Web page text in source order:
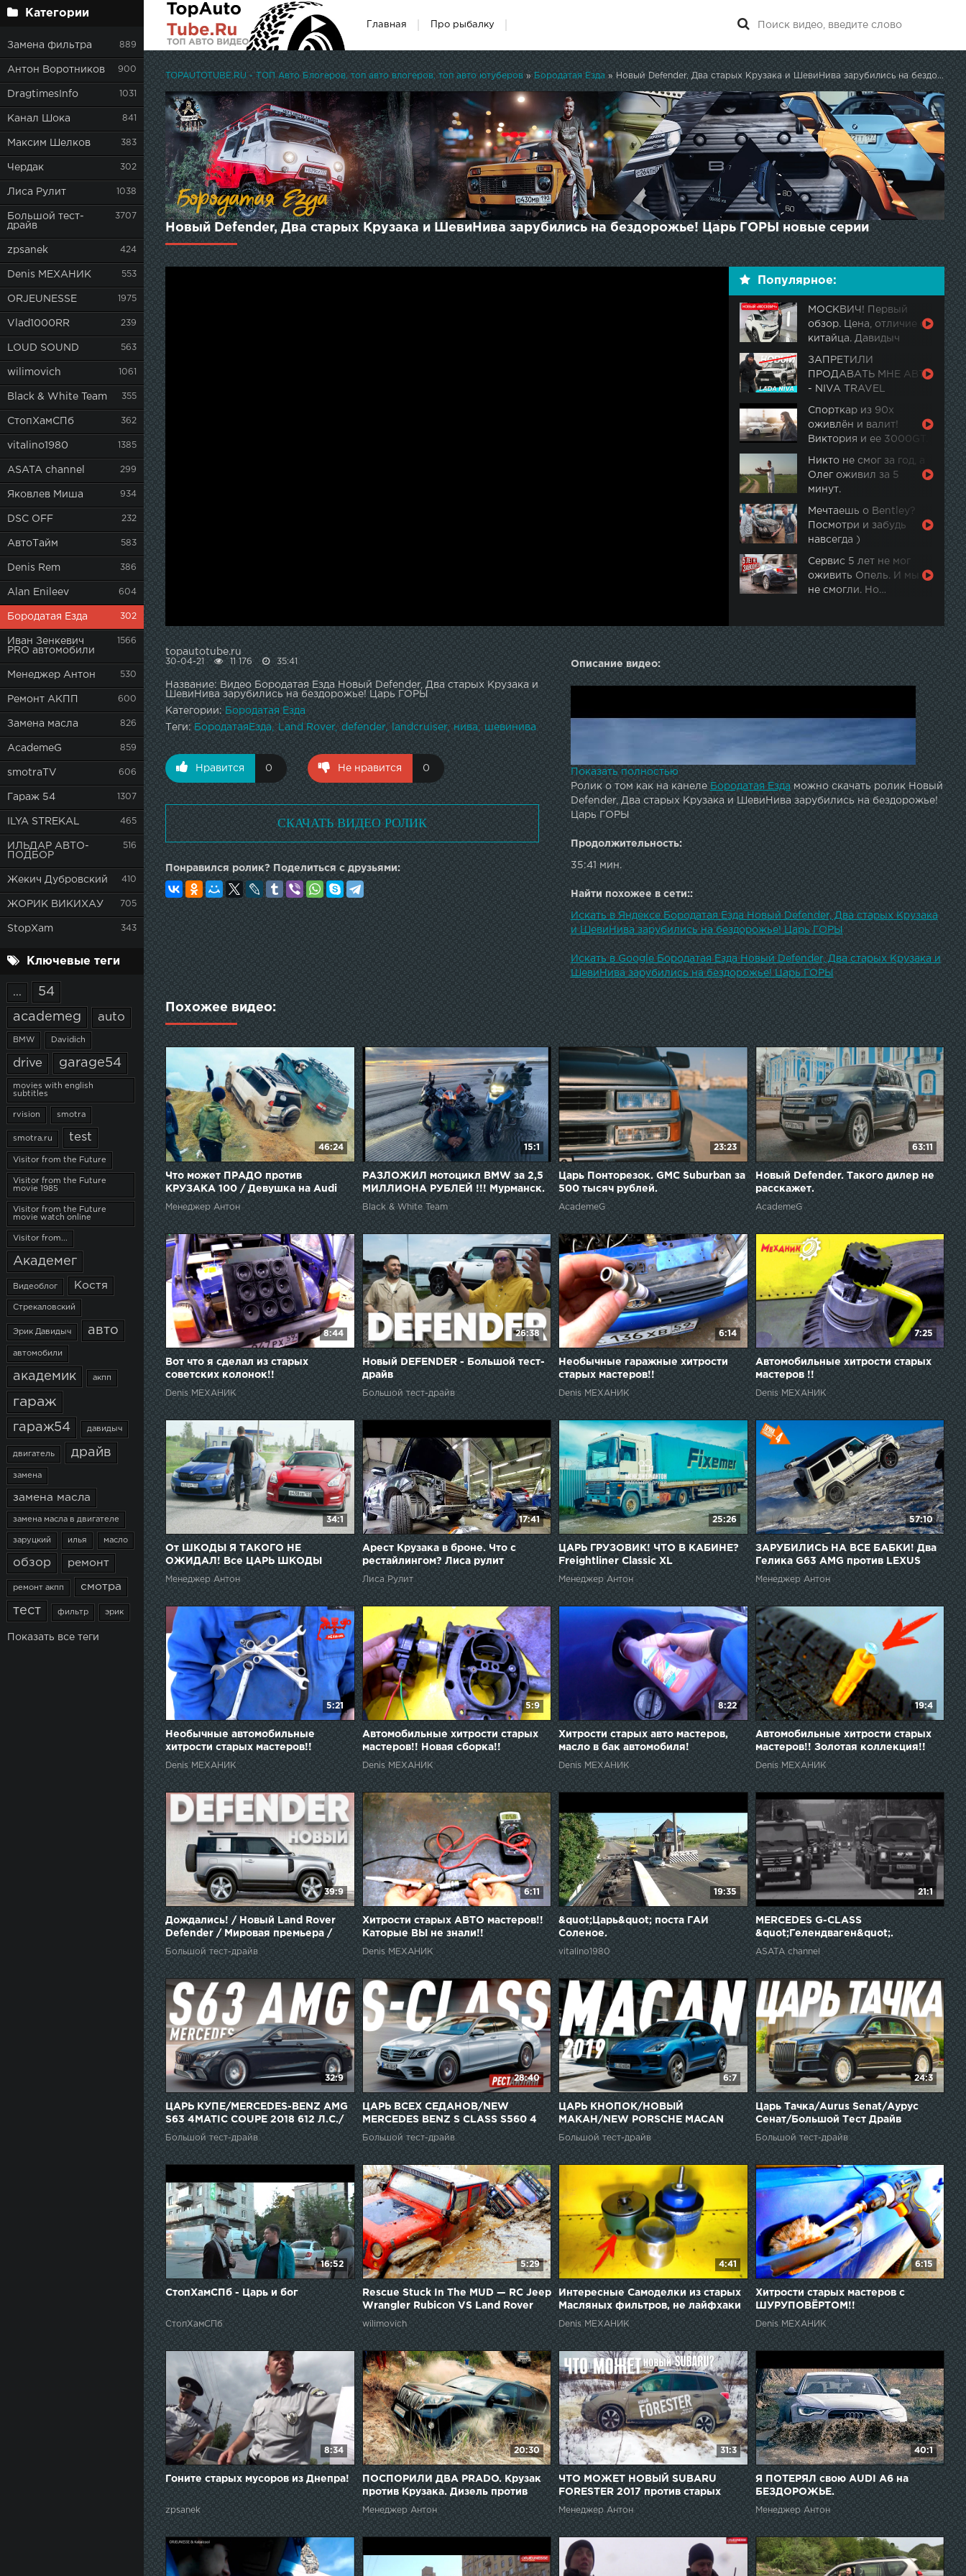
Категории
Замена фильтра 889
Антон Воротников 900
DragtimesInfo 1031
Канал Шока 841
Максим Шелков 383
Чердак 302
Лиса Рулит 1038
Большой тест-
драйв
3707
zpsanek 424
Denis МЕХАНИК 553
ORJEUNESSE 1975
Vlad1000RR 239
LOUD SOUND 563
wilimovich 1061
Black & White Team 355
СтопХамСПб 362
vitalino1980 1385
ASATA channel 299
Яковлев Миша 934
DSC OFF 232
АвтоТайм 583
Denis Rem 386
Alan Enileev 604
Бородатая Езда 302
Иван Зенкевич
PRO автомобили
1566
Менеджер Антон 530
Ремонт АКПП 600
Замена масла 826
AcademeG 859
smotraTV 606
Гараж 54 1307
ILYA STREKAL 465
ИЛЬДАР АВТО-
ПОДБОР
516
Жекич Дубровский 410
ЖОРИК ВИКИХАУ 705
StopXam 343
Ключевые теги
... 54
academeg auto
BMW Davidich
drive garage54
movies with english
subtitles
rvision smotra
smotra.ru test
Visitor from the Future
Visitor from the Future
movie 1985
Visitor from the Future
movie watch online
Visitor from...
Академег
Видеоблог Костя
Стрекаловский
Эрик Давидыч авто
автомобили
академик акпп
гараж
гараж54 давидыч
двигатель драйв
замена
замена масла
замена масла в двигателе
заруцкий илья масло
обзор ремонт
ремонт акпп смотра
тест фильтр эрик
Показать все теги
Главная Про рыбалку
TOPAUTOTUBE.RU - ТОП Авто Блогеров, топ авто влогеров, топ авто ютуберов» Бородатая Езда » Новый Defender, Два старых Крузака и ШевиНива зарубились на бездорожье! Царь ГОРЫ
Новый Defender, Два старых Крузака и ШевиНива зарубились на бездорожье! Царь ГОРЫ новые серии
Популярное:
МОСКВИЧ! Первый
обзор. Цена, отличие от
китайца. Давидыч
ЗАПРЕТИЛИ
ПРОДАВАТЬ МНЕ АВТО
- NIVA TRAVEL
Спорткар из 90х
оживлён и валит!
Виктория и ее 3000GT.
Никто не смог за год, а
Олег оживил за 5
минут.
Мечтаешь о Bentley?
Посмотри и забудь
навсегда )
Сервис 5 лет не мог
оживить Опель. И мы
не смогли. Но…
topautotube.ru
Описание видео:
Показать полностью
Ролик о том как на канелеБородатая Езда можно скачать ролик Новый
Defender, Два старых Крузака и ШевиНива зарубились на бездорожье!
Царь ГОРЫ
Продолжительность:
35:41 мин.
Найти похожее в сети::
Искать в Яндексе Бородатая Езда Новый Defender, Два старых Крузака
и ШевиНива зарубились на бездорожье! Царь ГОРЫ
Искать в Google Бородатая Езда Новый Defender, Два старых Крузака и
ШевиНива зарубились на бездорожье! Царь ГОРЫ
30-04-21 11 176 35:41
Название: Видео Бородатая Езда Новый Defender, Два старых Крузака и
ШевиНива зарубились на бездорожье! Царь ГОРЫ
Категории:Бородатая Езда
Теги: БородатаяЕзда Land Rover defender landcruiser нива шевинива
Нравится 0 Не нравится 0
СКАЧАТЬ ВИДЕО РОЛИК
Понравился ролик? Поделиться с друзьями:
Похожее видео:
46:24
Что может ПРАДО против
КРУЗАКА 100 / Девушка на Audi
A4
Менеджер Антон
15:1
РАЗЛОЖИЛ мотоцикл BMW за 2,5
МИЛЛИОНА РУБЛЕЙ !!! Мурманск.
Горы! Что теперь ответить BMW
MOTORRAD ??
Black & White Team
23:23
Царь Понторезок. GMC Suburban за
500 тысяч рублей.
AcademeG
63:11
Новый Defender. Такого дилер не
расскажет.
AcademeG
8:44
Вот что я сделал из старых
советских колонок!!
Denis МЕХАНИК
26:38
Новый DEFENDER - Большой тест-
драйв
Большой тест-драйв
6:14
Необычные гаражные хитрости
старых мастеров!!
Denis МЕХАНИК
7:25
Автомобильные хитрости старых
мастеров !!
Denis МЕХАНИК
34:1
От ШКОДЫ Я ТАКОГО НЕ
ОЖИДАЛ! Все ЦАРЬ ШКОДЫ
против NISSAN GT-R!!
Менеджер Антон
17:41
Арест Крузака в броне. Что с
рестайлингом? Лиса рулит
Лиса Рулит
25:26
ЦАРЬ ГРУЗОВИК! ЧТО В КАБИНЕ?
Freightliner Classic XL
Менеджер Антон
57:10
ЗАРУБИЛИСЬ НА ВСЕ БАБКИ! Два
Гелика G63 AMG против LEXUS
LX570 и WV Touareg
Менеджер Антон
5:21
Необычные автомобильные
хитрости старых мастеров!!
Denis МЕХАНИК
5:9
Автомобильные хитрости старых
мастеров!! Новая сборка!!
Denis МЕХАНИК
8:22
Хитрости старых авто мастеров,
масло в бак автомобиля!
Denis МЕХАНИК
19:4
Автомобильные хитрости старых
мастеров!! Золотая коллекция!!
Denis МЕХАНИК
39:9
Дождались! / Новый Land Rover
Defender / Мировая премьера /
Дневники автосалона во
Франкфурте
Большой тест-драйв
6:11
Хитрости старых АВТО мастеров!!
Каторые ВЫ не знали!!
Denis МЕХАНИК
19:35
&quot;Царь&quot; поста ГАИ
Соленое.
vitalino1980
21:1
MERCEDES G-CLASS
&quot;Гелендваген&quot;.
Автопробег, горы, полиция.
ASATA channel
32:9
ЦАРЬ КУПЕ/MERCEDES-BENZ AMG
S63 4MATIC COUPE 2018 612 Л.С./
БОЛЬШОЙ ТЕСТ ДРАЙВ
Большой тест-драйв
28:40
ЦАРЬ ВСЕХ СЕДАНОВ/NEW
MERCEDES BENZ S CLASS S560 4
MATIC W222
Большой тест-драйв
6:7
ЦАРЬ КНОПОК/НОВЫЙ
МАКАН/NEW PORSCHE MACAN
2019
Большой тест-драйв
24:3
Царь Тачка/Aurus Senat/Аурус
Сенат/Большой Тест Драйв
Большой тест-драйв
16:52
СтопХамСПб - Царь и бог
СтопХамСПб
5:29
Rescue Stuck In The MUD — RC Jeep
Wrangler Rubicon VS Land Rover
Defender 90 — RC Extreme Pictures
wilimovich
4:41
Интересные Самоделки из старых
Масляных фильтров, не лайфхаки
Denis МЕХАНИК
6:15
Хитрости старых мастеров с
ШУРУПОВЁРТОМ!!
Denis МЕХАНИК
8:34
Гоните старых мусоров из Днепра!
zpsanek
20:30
ПОСПОРИЛИ ДВА PRADO. Крузак
против Крузака. Дизель против
бензина. TOYOTA LAND CRUISER
PRADO ОФФРОАД
Менеджер Антон
31:3
ЧТО МОЖЕТ НОВЫЙ SUBARU
FORESTER 2017 против старых
СУБАРУ? ОФФРОАД на СУБАРУ
ФОРЕСТЕР
Менеджер Антон
40:1
Я ПОТЕРЯЛ свою AUDI A6 на
БЕЗДОРОЖЬЕ.
Менеджер Антон